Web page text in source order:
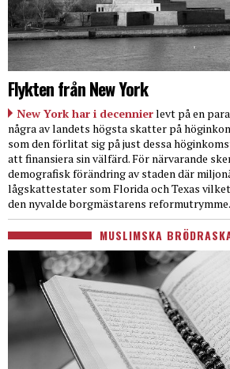
Flykten från New York
New York har i decennierlevt på en
några av landets högsta skatter på
som den förlitat sig på just dessa
att finansiera sin välfärd. För närvarande
demografisk förändring av staden där
lågskattestater som Florida och Texas
den nyvalde borgmästarens reformutrymme.
MUSLIMSKA